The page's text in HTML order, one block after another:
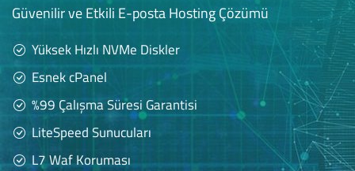
Güvenilir ve Etkili E-posta Hosting Çözümü
Yüksek Hızlı NVMe Diskler
Esnek cPanel
%99 Çalışma Süresi Garantisi
LiteSpeed Sunucuları
L7 Waf Koruması